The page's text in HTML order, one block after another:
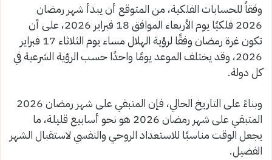
وفقاً للحسابات الفلكية، من المتوقع أن يبدأ شهر رمضان
2026 فلكيًا يوم الأربعاء الموافق 18 فبراير 2026، على أن
تكون غرة رمضان وفقًا لرؤية الهلال مساء يوم الثلاثاء 17 فبراير
2026، وقد يختلف الموعد يومًا واحدًا حسب الرؤية الشرعية في
كل دولة.
وبناءً على التاريخ الحالي، فإن المتبقي على شهر رمضان 2026
المتبقي على شهر رمضان 2026 هو نحو أسابيع قليلة، ما
يجعل الوقت مناسبًا للاستعداد الروحي والنفسي لاستقبال الشهر
الفضيل.